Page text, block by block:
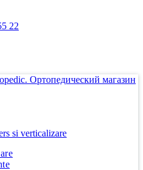
22
si verticalizare